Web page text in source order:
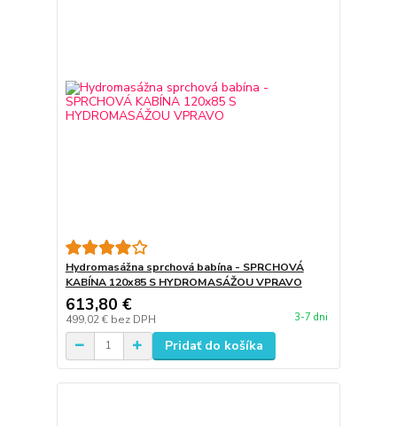
Hydromasážna sprchová babína - SPRCHOVÁ
KABÍNA 120x85 S HYDROMASÁŽOU VPRAVO
613,80 €
499,02 € bez DPH 3-7 dni
Pridať do košíka